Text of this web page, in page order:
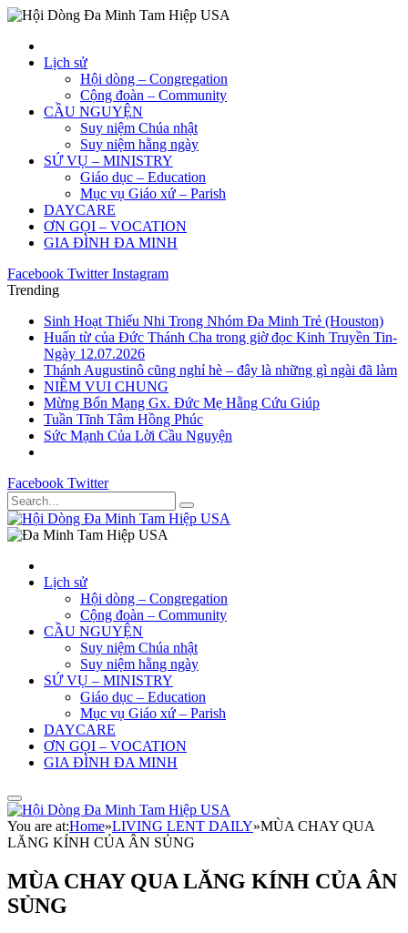
Lịch sử
Hội dòng – Congregation
Cộng đoàn – Community
CẦU NGUYỆN
Suy niệm Chúa nhật
Suy niệm hằng ngày
SỨ VỤ – MINISTRY
Giáo dục – Education
Mục vụ Giáo xứ – Parish
DAYCARE
ƠN GỌI – VOCATION
GIA ĐÌNH ĐA MINH
Facebook Twitter Instagram
Trending
Sinh Hoạt Thiếu Nhi Trong Nhóm Đa Minh Trẻ (Houston)
Huấn từ của Đức Thánh Cha trong giờ đọc Kinh Truyền Tin-
Ngày 12.07.2026
Thánh Augustinô cũng nghỉ hè – đây là những gì ngài đã làm
NIỀM VUI CHUNG
Mừng Bổn Mạng Gx. Đức Mẹ Hằng Cứu Giúp
Tuần Tĩnh Tâm Hồng Phúc
Sức Mạnh Của Lời Cầu Nguyện
Facebook Twitter
Lịch sử
Hội dòng – Congregation
Cộng đoàn – Community
CẦU NGUYỆN
Suy niệm Chúa nhật
Suy niệm hằng ngày
SỨ VỤ – MINISTRY
Giáo dục – Education
Mục vụ Giáo xứ – Parish
DAYCARE
ƠN GỌI – VOCATION
GIA ĐÌNH ĐA MINH
You are at:Home»LIVING LENT DAILY»MÙA CHAY QUA
LĂNG KÍNH CỦA ÂN SỦNG
MÙA CHAY QUA LĂNG KÍNH CỦA ÂN
SỦNG